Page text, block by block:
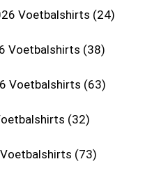
Voetbalshirts 24
Voetbalshirts 38
Voetbalshirts 63
32
73